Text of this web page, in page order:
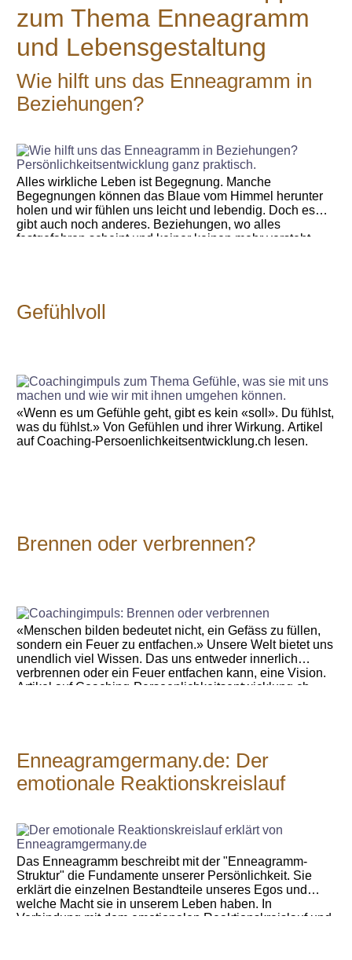
zum Thema Enneagramm
und Lebensgestaltung
Wie hilft uns das Enneagramm in
Beziehungen?
Alles wirkliche Leben ist Begegnung. Manche
Begegnungen können das Blaue vom Himmel herunter
holen und wir fühlen uns leicht und lebendig. Doch es
gibt auch noch anderes. Beziehungen, wo alles
festgefahren scheint und keiner keinen mehr versteht.
aller Art (z.B. Teamentwicklung, Paarbeziehungen,
Freundschaften etc.) aus der Sicht des Enneagramms.
Gefühlvoll
«Wenn es um Gefühle geht, gibt es kein «soll». Du fühlst,
was du fühlst.» Von Gefühlen und ihrer Wirkung. Artikel
auf Coaching-Persoenlichkeitsentwicklung.ch lesen.
Brennen oder verbrennen?
«Menschen bilden bedeutet nicht, ein Gefäss zu füllen,
sondern ein Feuer zu entfachen.» Unsere Welt bietet uns
unendlich viel Wissen. Das uns entweder innerlich
verbrennen oder ein Feuer entfachen kann, eine Vision.
Artikel auf Coaching-Persoenlichkeitsentwicklung.ch
Enneagramgermany.de: Der
emotionale Reaktionskreislauf
Das Enneagramm beschreibt mit der "Enneagramm-
Struktur" die Fundamente unserer Persönlichkeit. Sie
erklärt die einzelnen Bestandteile unseres Egos und
welche Macht sie in unserem Leben haben. In
Verbindung mit dem emotionalen Reaktionskreislauf und